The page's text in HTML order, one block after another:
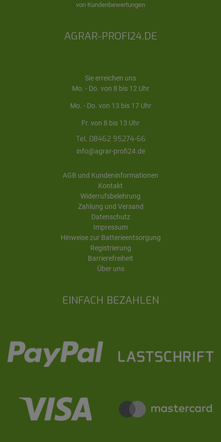
EINFACH BEZAHLEN
von Kundenbewertungen
AGRAR-PROFI24.DE
Sie erreichen uns
Mo. - Do. von 8 bis 12 Uhr
Mo. - Do. von 13 bis 17 Uhr
Fr. von 8 bis 13 Uhr
Tel. 08462 95274-66
info@agrar-profi24.de
AGB und Kundeninformationen
Kontakt
Widerrufsbelehrung
Zahlung und Versand
Datenschutz
Impressum
Hinweise zur Batterieentsorgung
Registrierung
Barrierefreiheit
Über uns